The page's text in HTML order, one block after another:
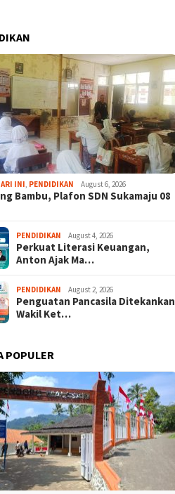
INI PENDIDIKAN August 6, 2026
Bambu, Plafon SDN Sukamaju 08
PENDIDIKAN August 4, 2026
Perkuat Literasi Keuangan,
Anton Ajak Ma…
PENDIDIKAN August 2, 2026
Penguatan Pancasila Ditekankan
Wakil Ket…
POPULER